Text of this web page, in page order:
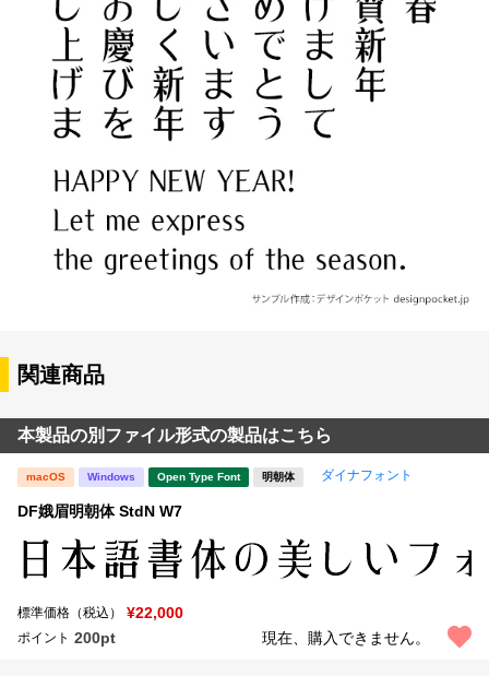
関連商品
本製品の別ファイル形式の製品はこちら
macOS Windows Open Type Font 明朝体 ダイナフォント
DF娥眉明朝体 StdN W7
標準価格（税込） ¥22,000
ポイント 200pt 現在、購入できません。